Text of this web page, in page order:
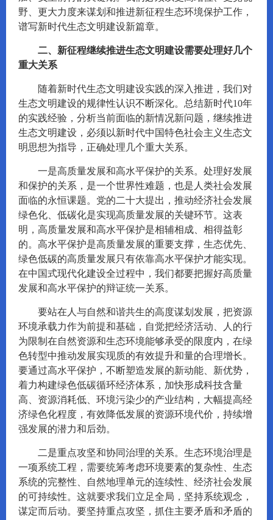
野、更大力度来谋划和推进新征程生态环境保护工作，
谱写新时代生态文明建设新篇章。
二、新征程继续推进生态文明建设需要处理好几个
重大关系
随着新时代生态文明建设实践的深入推进，我们对
生态文明建设的规律性认识不断深化。总结新时代10年
的实践经验，分析当前面临的新情况新问题，继续推进
生态文明建设，必须以新时代中国特色社会主义生态文
明思想为指导，正确处理几个重大关系。
一是高质量发展和高水平保护的关系。处理好发展
和保护的关系，是一个世界性难题，也是人类社会发展
面临的永恒课题。党的二十大提出，推动经济社会发展
绿色化、低碳化是实现高质量发展的关键环节。这表
明，高质量发展和高水平保护是相辅相成、相得益彰
的。高水平保护是高质量发展的重要支撑，生态优先、
绿色低碳的高质量发展只有依靠高水平保护才能实现。
在中国式现代化建设全过程中，我们都要把握好高质量
发展和高水平保护的辩证统一关系。
要站在人与自然和谐共生的高度谋划发展，把资源
环境承载力作为前提和基础，自觉把经济活动、人的行
为限制在自然资源和生态环境能够承受的限度内，在绿
色转型中推动发展实现质的有效提升和量的合理增长。
要通过高水平保护，不断塑造发展的新动能、新优势，
着力构建绿色低碳循环经济体系，加快形成科技含量
高、资源消耗低、环境污染少的产业结构，大幅提高经
济绿色化程度，有效降低发展的资源环境代价，持续增
强发展的潜力和后劲。
二是重点攻坚和协同治理的关系。生态环境治理是
一项系统工程，需要统筹考虑环境要素的复杂性、生态
系统的完整性、自然地理单元的连续性、经济社会发展
的可持续性。这就要求我们立足全局，坚持系统观念，
谋定而后动。要坚持重点攻坚，抓住主要矛盾和矛盾的